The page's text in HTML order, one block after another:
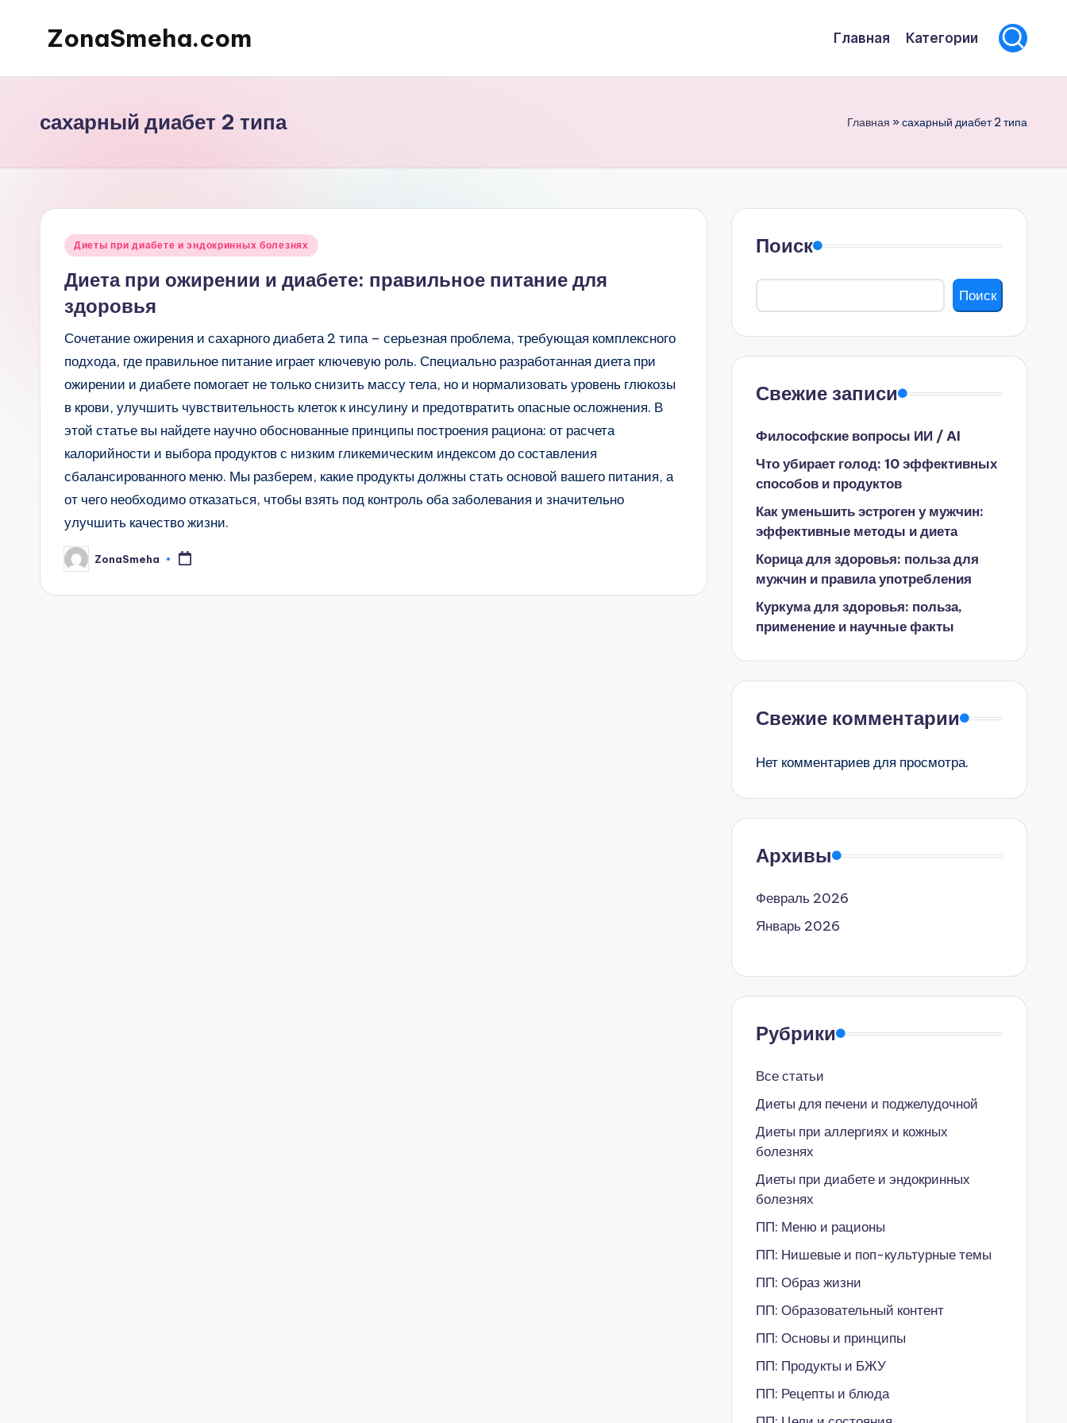
ПерейтиZonaSmeha.com
Правильное
питание
Главная Категории
сахарный диабет 2 типа Главная »сахарный диабет 2 типа
Опубликовано
Диеты при диабете и эндокринных болезнях
Диета при ожирении и диабете: правильное питание для
здоровья
Сочетание ожирения и сахарного диабета 2 типа – серьезная проблема, требующая комплексного
подхода, где правильное питание играет ключевую роль. Специально разработанная диета при
ожирении и диабете помогает не только снизить массу тела, но и нормализовать уровень глюкозы
в крови, улучшить чувствительность клеток к инсулину и предотвратить опасные осложнения. В
этой статье вы найдете научно обоснованные принципы построения рациона: от расчета
калорийности и выбора продуктов с низким гликемическим индексом до составления
сбалансированного меню. Мы разберем, какие продукты должны стать основой вашего питания, а
от чего необходимо отказаться, чтобы взять под контроль оба заболевания и значительно
улучшить качество жизни.
Запись
от
ZonaSmeha
Поиск
Поиск
Свежие записи
Философские вопросы ИИ / AI
Что убирает голод: 10 эффективных
способов и продуктов
Как уменьшить эстроген у мужчин:
эффективные методы и диета
Корица для здоровья: польза для
мужчин и правила употребления
Куркума для здоровья: польза,
применение и научные факты
Свежие комментарии
Нет комментариев для просмотра.
Архивы
Февраль 2026
Январь 2026
Рубрики
Все статьи
Диеты для печени и поджелудочной
Диеты при аллергиях и кожных
болезнях
Диеты при диабете и эндокринных
болезнях
ПП: Меню и рационы
ПП: Нишевые и поп-культурные темы
ПП: Образ жизни
ПП: Образовательный контент
ПП: Основы и принципы
ПП: Продукты и БЖУ
ПП: Рецепты и блюда